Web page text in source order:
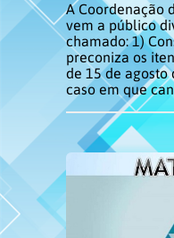
A Coordenação
vem a público
chamado: 1)
preconiza os
de 15 de agosto
caso em que